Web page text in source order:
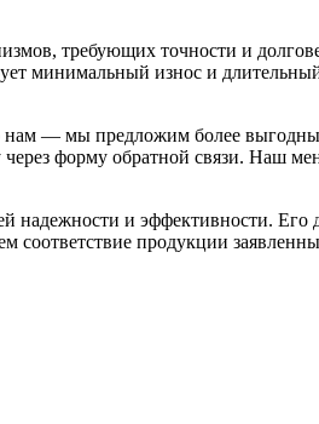
требующих точности и
минимальный износ и
— мы предложим более
через форму обратной связи. Наш
надежности и эффективности.
продукции